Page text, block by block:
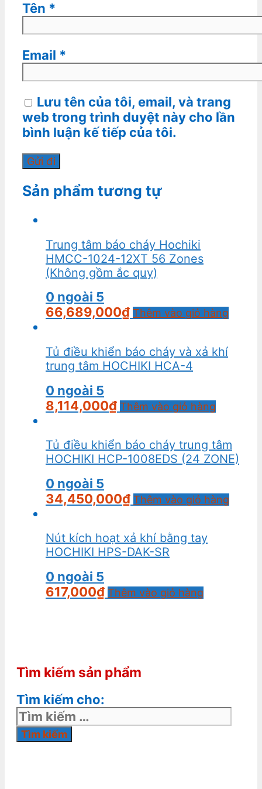
Tên *
Email *
Lưu tên của tôi, email, và trang
web trong trình duyệt này cho lần
bình luận kế tiếp của tôi.
Sản phẩm tương tự
Trung tâm báo cháy Hochiki
HMCC-1024-12XT 56 Zones
(Không gồm ắc quy)
0 ngoài 5
66,689,000₫ Thêm vào giỏ hàng
Tủ điều khiển báo cháy và xả khí
trung tâm HOCHIKI HCA-4
0 ngoài 5
8,114,000₫ Thêm vào giỏ hàng
Tủ điều khiển báo cháy trung tâm
HOCHIKI HCP-1008EDS (24 ZONE)
0 ngoài 5
34,450,000₫ Thêm vào giỏ hàng
Nút kích hoạt xả khí bằng tay
HOCHIKI HPS-DAK-SR
0 ngoài 5
617,000₫ Thêm vào giỏ hàng
Tìm kiếm sản phẩm
Tìm kiếm cho: